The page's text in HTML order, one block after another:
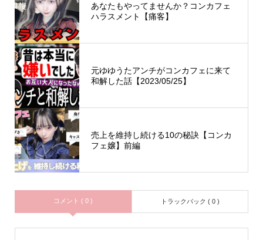
あなたもやってませんか？コンカフェ
ハラスメント【痛客】
元ゆゆうたアンチがコンカフェに来て
和解した話【2023/05/25】
売上を維持し続ける10の秘訣【コンカ
フェ嬢】前編
コメント ( 0 ) トラックバック ( 0 )